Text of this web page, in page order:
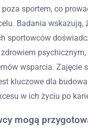
poza sportem, co
Badania wskazują,
sportowców
wsparcia. Zajęcie
kluczowe dla
w ich życiu po
mogą